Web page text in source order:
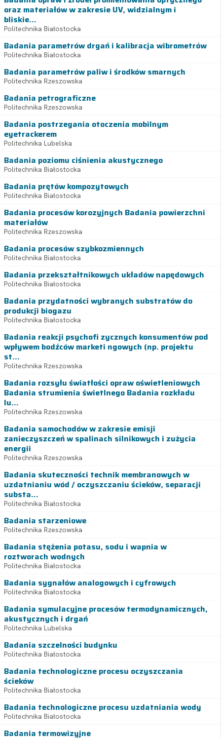
oraz materiałów w zakresie UV, widzialnym i
bliskie...
Politechnika Białostocka
Badania parametrów drgań i kalibracja wibrometrów
Politechnika Białostocka
Badania parametrów paliw i środków smarnych
Politechnika Rzeszowska
Badania petrograficzne
Politechnika Rzeszowska
Badania postrzegania otoczenia mobilnym
eyetrackerem
Politechnika Lubelska
Badania poziomu ciśnienia akustycznego
Politechnika Białostocka
Badania prętów kompozytowych
Politechnika Białostocka
Badania procesów korozyjnych Badania powierzchni
materiałów
Politechnika Rzeszowska
Badania procesów szybkozmiennych
Politechnika Białostocka
Badania przekształtnikowych układów napędowych
Politechnika Białostocka
Badania przydatności wybranych substratów do
produkcji biogazu
Politechnika Białostocka
Badania reakcji psychofi zycznych konsumentów pod
wpływem bodźców marketi ngowych (np. projektu
st...
Politechnika Rzeszowska
Badania rozsyłu światłości opraw oświetleniowych
Badania strumienia świetlnego Badania rozkładu
lu...
Politechnika Rzeszowska
Badania samochodów w zakresie emisji
zanieczyszczeń w spalinach silnikowych i zużycia
energii
Politechnika Rzeszowska
Badania skuteczności technik membranowych w
uzdatnianiu wód / oczyszczaniu ścieków, separacji
substa...
Politechnika Białostocka
Badania starzeniowe
Politechnika Rzeszowska
Badania stężenia potasu, sodu i wapnia w
roztworach wodnych
Politechnika Białostocka
Badania sygnałów analogowych i cyfrowych
Politechnika Białostocka
Badania symulacyjne procesów termodynamicznych,
akustycznych i drgań
Politechnika Lubelska
Badania szczelności budynku
Politechnika Białostocka
Badania technologiczne procesu oczyszczania
ścieków
Politechnika Białostocka
Badania technologiczne procesu uzdatniania wody
Politechnika Białostocka
Badania termowizyjne